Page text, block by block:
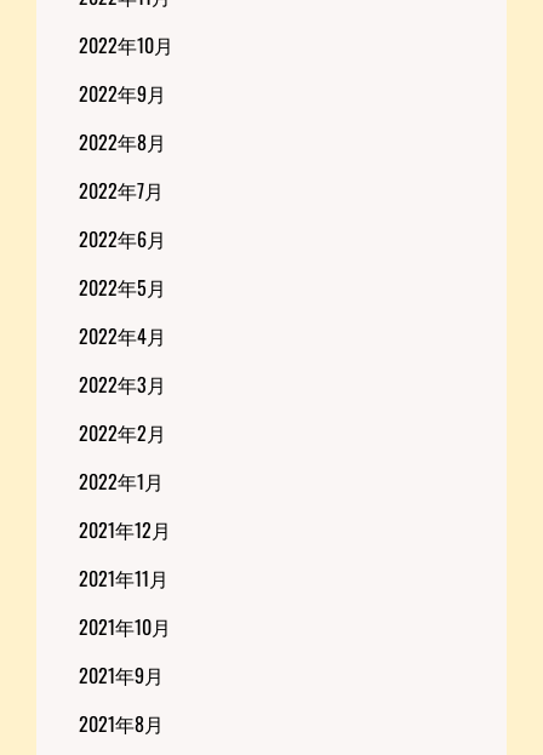
2022年10月
2022年9月
2022年8月
2022年7月
2022年6月
2022年5月
2022年4月
2022年3月
2022年2月
2022年1月
2021年12月
2021年11月
2021年10月
2021年9月
2021年8月